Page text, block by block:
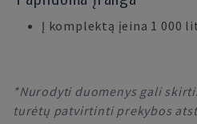
Į komplektą įeina 1 000
*Nurodyti duomenys gali
turėtų patvirtinti prekybos